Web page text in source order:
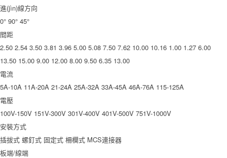
進(jìn)線方向
0° 90° 45°
間距
2.50 2.54 3.50 3.81 3.96 5.00 5.08 7.50 7.62 10.00 10.16 1.00 1.27 6.00
13.50 15.00 9.00 12.00 8.00 9.50 6.35 13.00
電流
5A-10A 11A-20A 21-24A 25A-32A 33A-45A 46A-76A 115-125A
電壓
100V-150V 151V-300V 301V-400V 401V-500V 751V-1000V
安裝方式
插拔式 螺釘式 固定式 柵欄式 MCS連接器
板端/線端